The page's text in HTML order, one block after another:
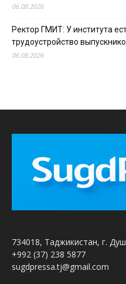
06.08.2026
Ректор ГМИТ: У института
трудоустройство
06.08.2026
734018, Таджикистан, г.
+992 (37) 238 5877
sugdpressa.tj@gmail.com